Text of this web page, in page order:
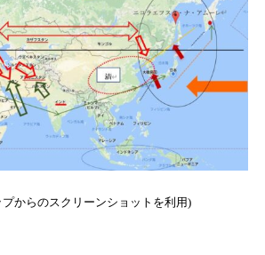
プからのスクリーンショットを利用)